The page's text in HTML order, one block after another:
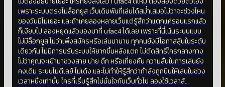
เพราะระบบตรงไม่ล็อกยูส เว็บเดิมพันที่เล่นได้สม่ำเสมอไม่ว่าจะช่วงไหน
ของวันมีไม่เยอะ และถ้าเคยลองหลายเว็บแต่รู้สึกว่าแตกแค่รอบแรกแล้ว
ก็เงียบไป ลองหยุดแล้วมองมาที่ ufac4 ได้เลย เพราะที่นี่เน้นระบบแบบ
ไม่มีล็อกยูส ไม่ว่าเพิ่งสมัครหรือเล่นมานาน ทุกคนยังมีโอกาสลุ้นในระดับ
เดียวกัน ไม่มีการปรับระบบให้ยากขึ้นหลังแตก ไม่ตัดสิทธิ์ใครกลางทาง
ไม่ว่าคุณจะเข้ามาช่วงสาย บ่าย ดึก หรือเที่ยงคืน ความลื่นในการเล่นยัง
คงเดิม ระบบไม่ดีเลย์ ไม่เด้ง และไม่ทำให้รู้สึกว่ากำลังถูกบีบให้เล่นในช่วง
เวลาหนึ่งเท่านั้น ใครที่เริ่มรู้สึกไม่มั่นใจกับเว็บทั่วไป ลองใช้เวลาสั…